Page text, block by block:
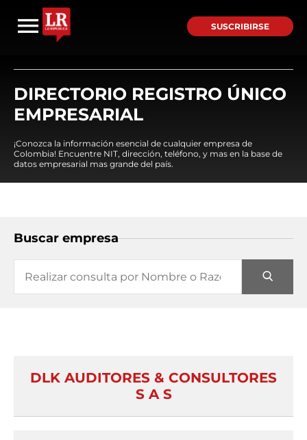
SUSCRIBIRSE
DIRECTORIO REGISTRO ÚNICO
EMPRESARIAL
¡Conozca la información esencial de cualquier empresa de
Colombia! Encuentre NIT, dirección, teléfono, y mas en la base de
datos empresarial mas grande del país.
Buscar empresa
DLK AUDITORES & CONSULTORES
S A S